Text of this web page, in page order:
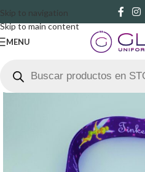
Skip to navigation
Skip to main content
MENU